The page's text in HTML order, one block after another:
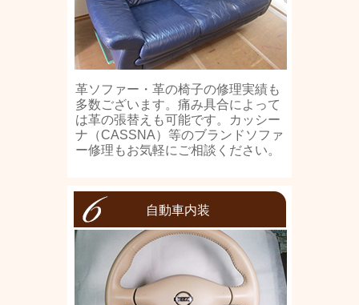
革ソファー・革の椅子の修理実績も
多数ございます。痛み具合によって
は革の張替えも可能です。カッシー
ナ（CASSNA）等のブランドソファ
ー修理もお気軽にご相談ください。
自動車内装